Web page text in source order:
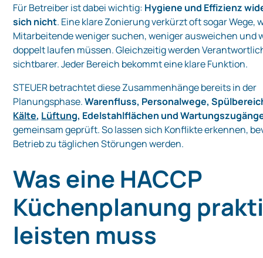
Für Betreiber ist dabei wichtig: Hygiene und Effizienz
sich nicht. Eine klare Zonierung verkürzt oft sogar Wege,
Mitarbeitende weniger suchen, weniger ausweichen und
doppelt laufen müssen. Gleichzeitig werden
sichtbarer. Jeder Bereich bekommt eine klare Funktion.
STEUER betrachtet diese Zusammenhänge bereits in der
Planungsphase.Warenfluss, Personalwege,
Kälte, Lüftung, Edelstahlflächen und
gemeinsam geprüft. So lassen sich Konflikte erkennen,
Betrieb zu täglichen Störungen werden.
Was eine HACCP
Küchenplanung
leisten muss